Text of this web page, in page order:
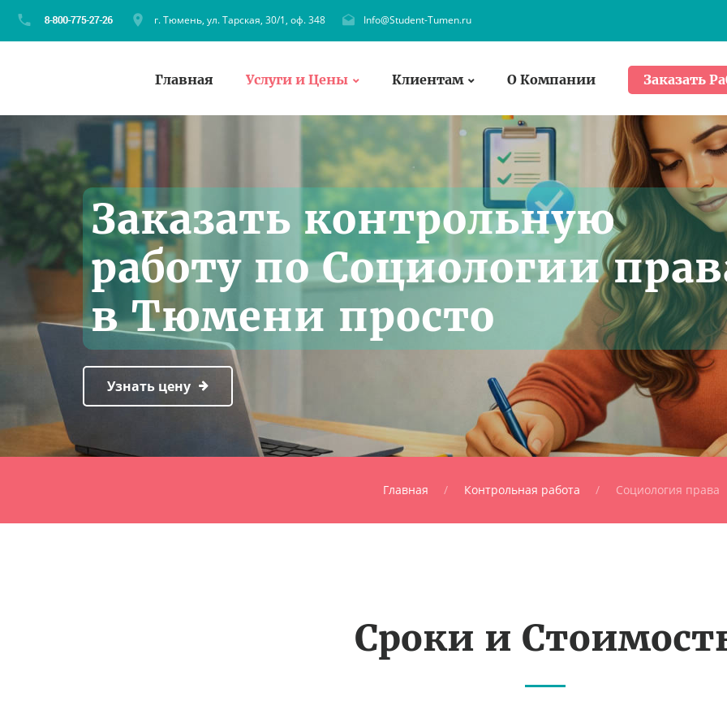
г. Тюмень, ул. Тарская, 30/1, оф. 348 Info@Student-Tumen.ru
Главная Услуги и Цены Клиентам О Компании Заказать
Заказать контрольную
работу по Социологии
в Тюмени просто
Узнать цену
Главная Контрольная работа Социология права
Сроки и